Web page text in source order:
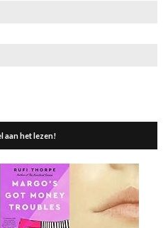
aan het lezen!